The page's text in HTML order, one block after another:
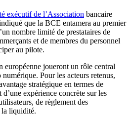
exécutif de l’Association bancaire
que la BCE entamera au premier
nombre limité de prestataires de
et de membres du personnel
au pilote.
européenne joueront un rôle central
Pour les acteurs retenus,
stratégique en termes de
expérience concrète sur les
de règlement des
la liquidité.